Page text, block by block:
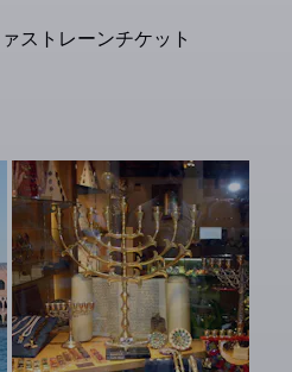
ストレーンチケット